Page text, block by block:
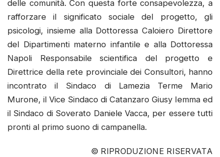
delle comunità. Con questa forte consapevolezza, a
rafforzare il significato sociale del progetto, gli
psicologi, insieme alla Dottoressa Caloiero Direttore
del Dipartimenti materno infantile e alla Dottoressa
Napoli Responsabile scientifica del progetto e
Direttrice della rete provinciale dei Consultori, hanno
incontrato il Sindaco di Lamezia Terme Mario
Murone, il Vice Sindaco di Catanzaro Giusy Iemma ed
il Sindaco di Soverato Daniele Vacca, per essere tutti
pronti al primo suono di campanella.
© RIPRODUZIONE RISERVATA